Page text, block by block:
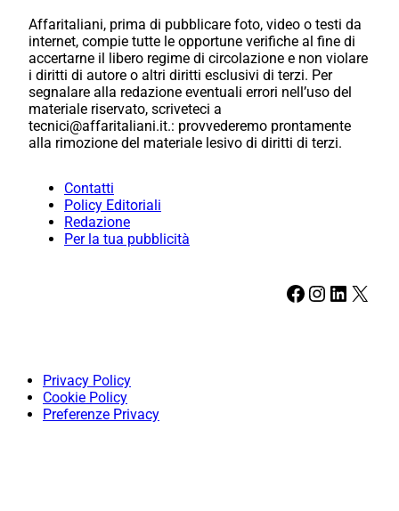
Affaritaliani, prima di pubblicare foto, video o testi da
internet, compie tutte le opportune verifiche al fine di
accertarne il libero regime di circolazione e non violare
i diritti di autore o altri diritti esclusivi di terzi. Per
segnalare alla redazione eventuali errori nell’uso del
materiale riservato, scriveteci a
tecnici@affaritaliani.it.: provvederemo prontamente
alla rimozione del materiale lesivo di diritti di terzi.
Contatti
Policy Editoriali
Redazione
Per la tua pubblicità
Facebook Instagram LinkedIn X
Privacy Policy
Cookie Policy
Preferenze Privacy